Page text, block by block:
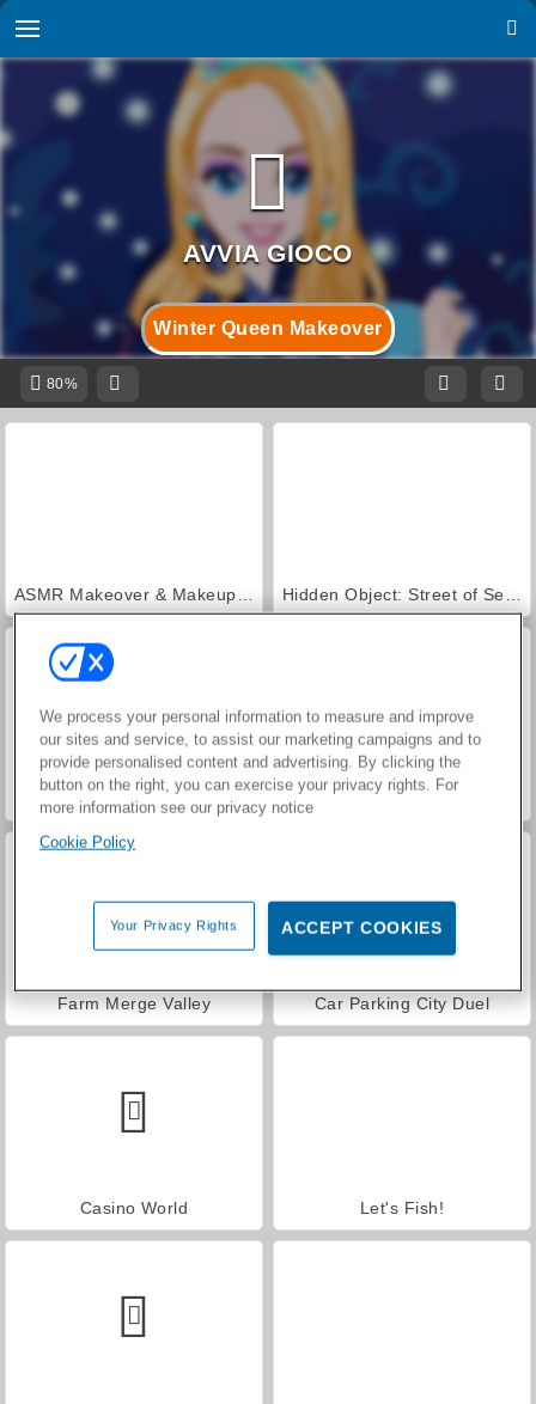
Winter Queen Makeover
80%
VegaMix Da Vinci Puzzles World War 2 Shooter
Farm Merge Valley Car Parking City Duel
Casino World Let's Fish!
We process your personal information to measure and improve
our sites and service, to assist our marketing campaigns and to
provide personalised content and advertising. By clicking the
button on the right, you can exercise your privacy rights. For
more information see our privacy notice
Cookie Policy
Your Privacy Rights ACCEPT COOKIES